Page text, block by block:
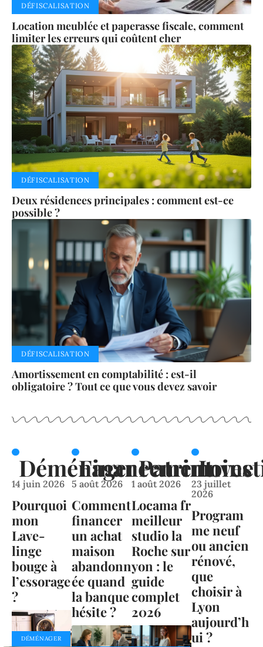
DÉFISCALISATION
Location meublée et paperasse fiscale, comment
limiter les erreurs qui coûtent cher
DÉFISCALISATION
Deux résidences principales : comment est-ce
possible ?
DÉFISCALISATION
Amortissement en comptabilité : est-il
obligatoire ? Tout ce que vous devez savoir
Déménager
14 juin 2026
Pourquoi
mon
Lave-
linge
bouge à
l’essorage
?
DÉMÉNAGER
Financement
5 août 2026
Comment
financer
un achat
maison
abandonn
ée quand
la banque
hésite ?
Patrimoine
1 août 2026
Locama fr
meilleur
studio la
Roche sur
yon : le
guide
complet
2026
23 juillet
2026
Program
me neuf
ou ancien
rénové,
que
choisir à
Lyon
aujourd’h
ui ?